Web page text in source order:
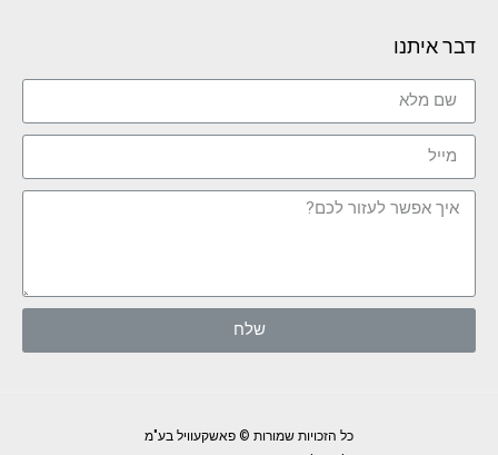
דבר איתנו
שלח
כל הזכויות שמורות © פאשקעוויל בע"מ